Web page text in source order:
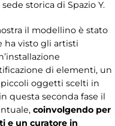
storica di Spazio Y.
il modellino è stato
ha visto gli artisti
di elementi, un
oggetti scelti in
questa seconda fase il
coinvolgendo per
e un curatore in